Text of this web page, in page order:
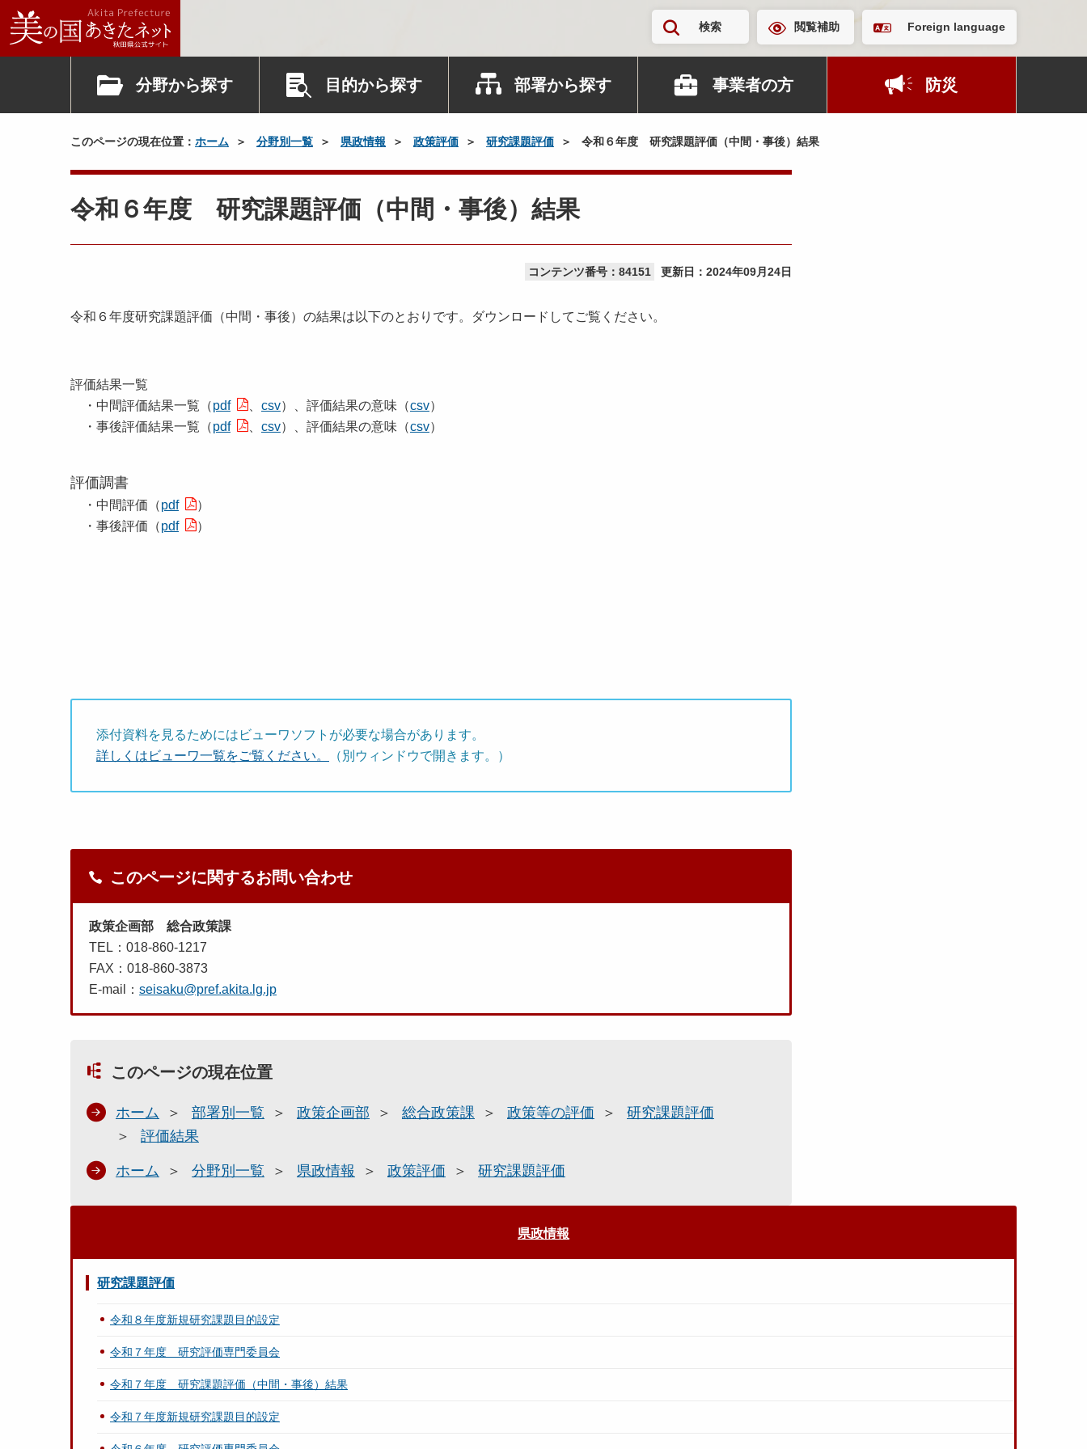
検索 閲覧補助 Foreign language
分野から探す 目的から探す 部署から探す 事業者の方 防災
このページの現在位置： ホーム 分野別一覧 県政情報 政策評価 研究課題評価 令和６年度 研究課題評価（中間・事後）結果
令和６年度 研究課題評価（中間・事後）結果
コンテンツ番号：84151 更新日： 2024年09月24日
令和６年度研究課題評価（中間・事後）の結果は以下のとおりです。ダウンロードしてご覧ください。
評価結果一覧
・中間評価結果一覧（pdf csv）、評価結果の意味（csv）
・事後評価結果一覧（pdf csv）、評価結果の意味（csv）
評価調書
・中間評価（pdf
）
・事後評価（pdf ）
添付資料を見るためにはビューワソフトが必要な場合があります。
詳しくはビューワ一覧をご覧ください。
（別ウィンドウで開きます。）
このページに関するお問い合わせ
政策企画部 総合政策課
TEL：018-860-1217
FAX：018-860-3873
E-mail： seisaku@pref.akita.lg.jp
このページの現在位置
ホーム 部署別一覧 政策企画部 総合政策課 政策等の評価
研究課題評価
評価結果
ホーム 分野別一覧 県政情報 政策評価 研究課題評価
県政情報
研究課題評価
令和８年度新規研究課題目的設定
令和７年度 研究評価専門委員会
令和７年度 研究課題評価（中間・事後）結果
令和７年度新規研究課題目的設定